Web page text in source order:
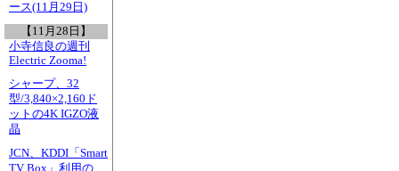
ース(11月29日)
【11月28日】
小寺信良の週刊
Electric Zooma!
シャープ、32
型/3,840×2,160ド
ットの4K IGZO液
晶
JCN、KDDI「Smart
TV Box」利用の